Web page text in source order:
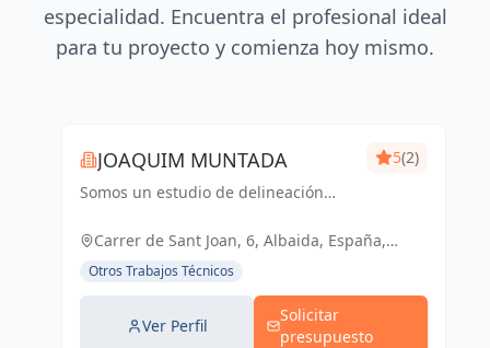
especialidad. Encuentra el profesional ideal
para tu proyecto y comienza hoy mismo.
JOAQUIM MUNTADA
Somos un estudio de delineación
básicos, de ejecución, licencias de
industrial, diseño 3D de p...
5(2)
Carrer de Sant Joan, 6, Albaida, España,
España
Otros Trabajos Técnicos
Ver Perfil
Solicitar
presupuesto